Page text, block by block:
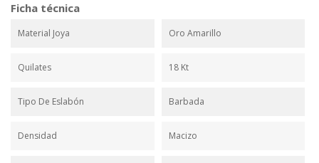
Ficha técnica
Material Joya Oro Amarillo
Quilates 18 Kt
Tipo De Eslabón Barbada
Densidad Macizo